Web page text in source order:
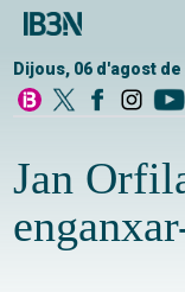
Dijous, 06 d'agost de
Jan